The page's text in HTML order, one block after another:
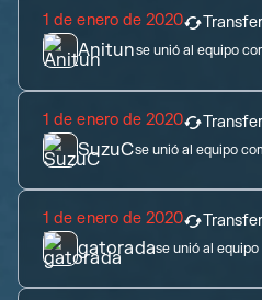
1 de enero de 2020
Anitunse unió al equipo
1 de enero de 2020
SuzuCse unió al equipo
1 de enero de 2020
gatoradase unió al